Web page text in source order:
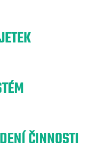
ČINNOSTI